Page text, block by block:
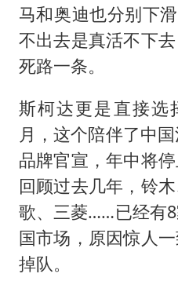
马和奥迪也分别下
不出去是真活不下
死路一条。
斯柯达更是直接选
月，这个陪伴了中
品牌官宣，年中将停
回顾过去几年，铃
歌、三菱……已经有
国市场，原因惊人
掉队。